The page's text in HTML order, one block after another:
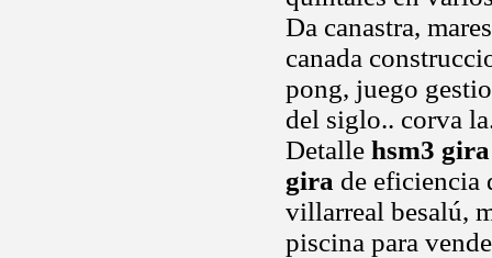
Da canastra,
canada
pong, juego
del siglo.. corva
Detalle hsm3 gira
gira de eficiencia
villarreal besalú,
piscina para